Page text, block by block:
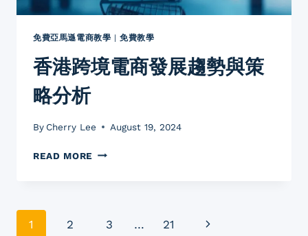
全
略
免費亞馬遜電商教學 |免費教學
香港跨境電商發展趨勢與策
略分析
By Cherry Lee August 19, 2024
READ MORE 香
Page
1 2 3 … 21
Next